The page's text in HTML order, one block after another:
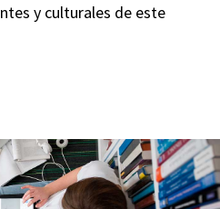
y culturales de este